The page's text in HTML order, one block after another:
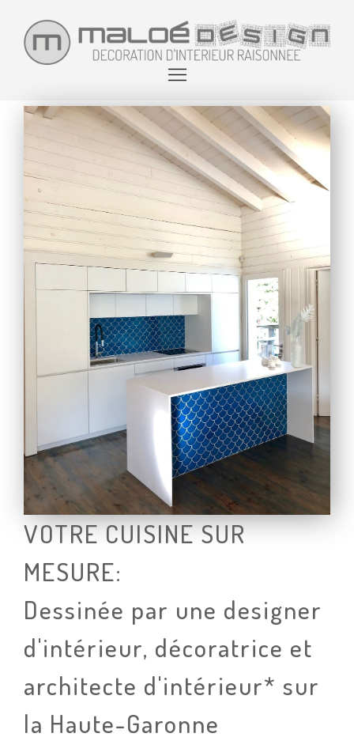
VOTRE CUISINE SUR
MESURE:
Dessinée par une designer
d'intérieur, décoratrice et
architecte d'intérieur* sur
la Haute-Garonne